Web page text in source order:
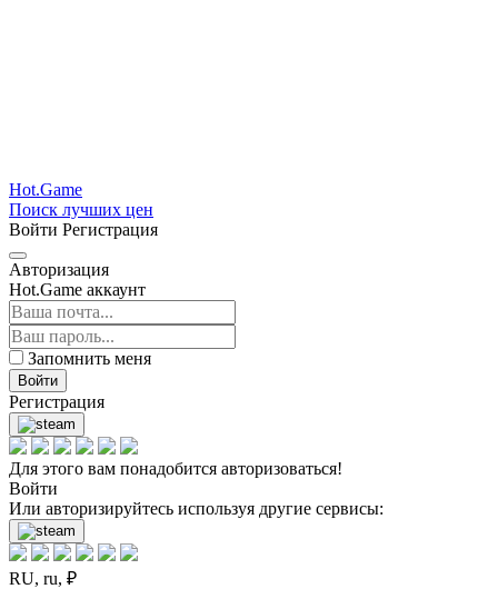
Hot.Game
Поиск лучших цен
Войти Регистрация
Авторизация
Hot.Game аккаунт
Запомнить меня
Войти
Регистрация
Для этого вам понадобится авторизоваться!
Войти
Или авторизируйтесь используя другие сервисы:
RU, ru, ₽